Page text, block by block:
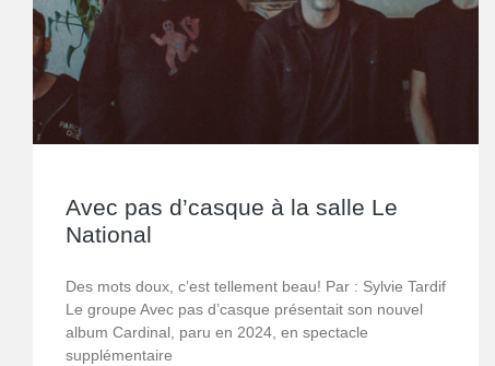
Avec pas d’casque à la salle Le
National
Des mots doux, c’est tellement beau! Par : Sylvie Tardif
Le groupe Avec pas d’casque présentait son nouvel
album Cardinal, paru en 2024, en spectacle
supplémentaire